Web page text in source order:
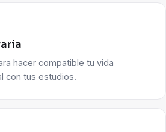
hacer compatible tu vida
con tus estudios.